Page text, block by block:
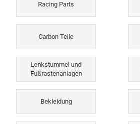
Racing Parts
Carbon Teile
Lenkstummel und
Fußrastenanlagen
Bekleidung